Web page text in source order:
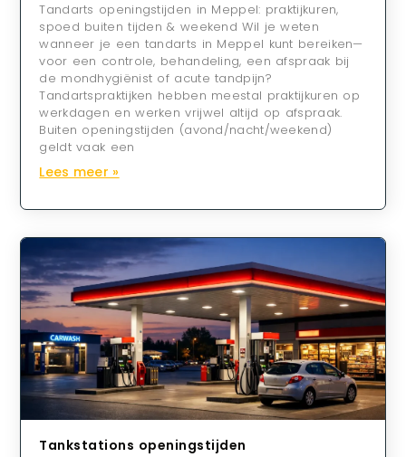
Tandarts openingstijden in Meppel: praktijkuren,
spoed buiten tijden & weekend Wil je weten
wanneer je een tandarts in Meppel kunt bereiken—
voor een controle, behandeling, een afspraak bij
de mondhygiënist of acute tandpijn?
Tandartspraktijken hebben meestal praktijkuren op
werkdagen en werken vrijwel altijd op afspraak.
Buiten openingstijden (avond/nacht/weekend)
geldt vaak een
Lees meer »
Tankstations openingstijden